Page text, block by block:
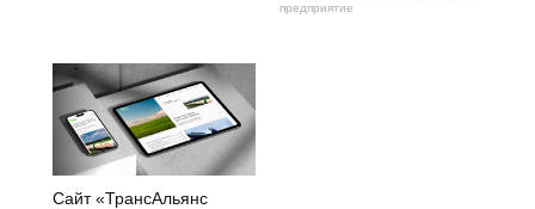
предприятие
Сайт «ТрансАльянс